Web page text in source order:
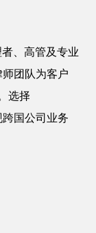
、高管及专业
团队为客户
选择
国公司业务